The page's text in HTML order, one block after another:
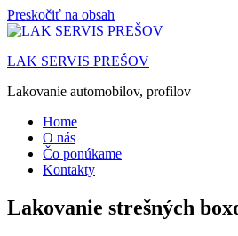
Preskočiť na obsah
LAK SERVIS PREŠOV
Lakovanie automobilov, profilov
Home
O nás
Čo ponúkame
Kontakty
Lakovanie strešných